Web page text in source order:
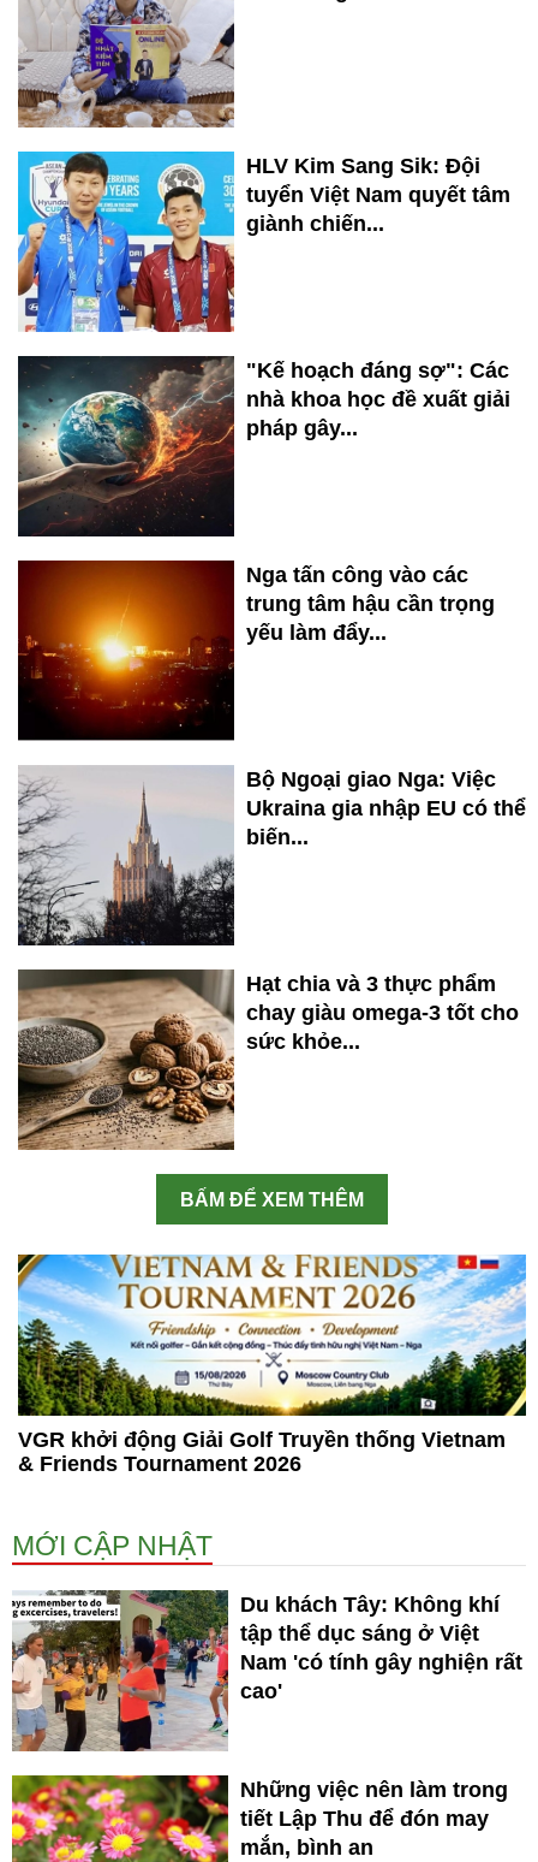
HLV Kim Sang Sik: Đội
tuyển Việt Nam quyết tâm
giành chiến...
"Kế hoạch đáng sợ": Các
nhà khoa học đề xuất giải
pháp gây...
Nga tấn công vào các
trung tâm hậu cần trọng
yếu làm đẩy...
Bộ Ngoại giao Nga: Việc
Ukraina gia nhập EU có thể
biến...
Hạt chia và 3 thực phẩm
chay giàu omega-3 tốt cho
sức khỏe...
BẤM ĐỂ XEM THÊM
VGR khởi động Giải Golf Truyền thống Vietnam
& Friends Tournament 2026
MỚI CẬP NHẬT
Du khách Tây: Không khí
tập thể dục sáng ở Việt
Nam 'có tính gây nghiện rất
cao'
Những việc nên làm trong
tiết Lập Thu để đón may
mắn, bình an